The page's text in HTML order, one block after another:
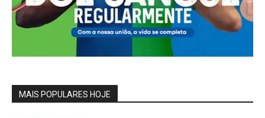
MAIS POPULARES HOJE